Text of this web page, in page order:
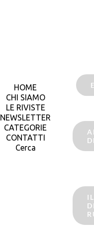
HOME
CHI SIAMO
LE RIVISTE
NEWSLETTER
CATEGORIE
CONTATTI
Cerca